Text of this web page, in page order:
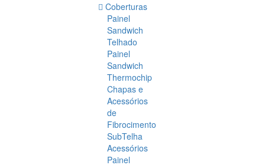
Coberturas
Painel
Sandwich
Telhado
Painel
Sandwich
Thermochip
Chapas e
Acessórios
de
Fibrocimento
SubTelha
Acessórios
Painel